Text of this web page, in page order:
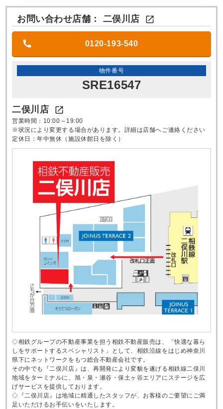
お問い合わせ店舗： 二俣川店 
0120-193-540
物件番号
SRE16547
二俣川店 
営業時間：10:00～19:00
※状況により変更する場合があります。詳細は店舗へご連絡ください
定休日：年中無休（施設休館日を除く）
◇相鉄グループの不動産事業を担う相鉄不動産販売は、「快適な暮ら
しをサポートするスペシャリスト」として、相鉄沿線をはじめ神奈川
県下にネットワークをもつ総合不動産会社です。
その中でも『二俣川店』は、再開発により変貌を遂げる相鉄線二俣川
地域をターミナルに、旭・泉・瀬谷・保土ヶ谷エリアにステージを広
げサービスを提供しております。
◇『二俣川店』は地域に精通したスタッフが、お客様のご要望にご満
足いただけるお手伝いをいたします。